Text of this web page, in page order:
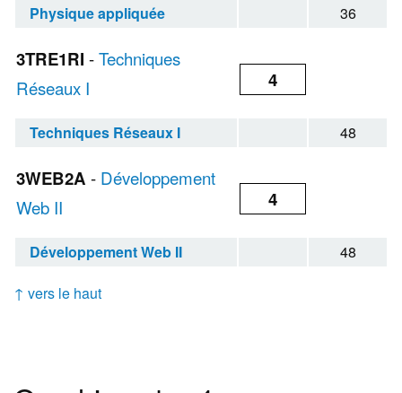
Physique appliquée 36
3TRE1RI -Techniques
Réseaux I
4
Techniques Réseaux I 48
3WEB2A - Développement
Web II
4
Développement Web II
48
↑ vers le haut